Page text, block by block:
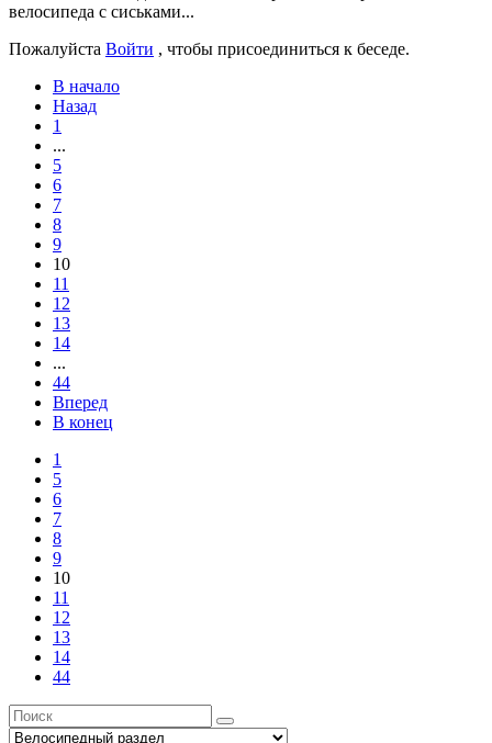
велосипеда с сиськами...
Пожалуйста Войти , чтобы присоединиться к беседе.
В начало
Назад
1
...
5
6
7
8
9
10
11
12
13
14
...
44
Вперед
В конец
1
5
6
7
8
9
10
11
12
13
14
44